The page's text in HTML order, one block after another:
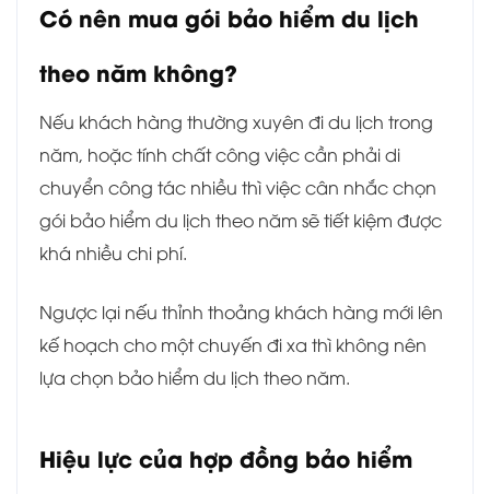
Có nên mua gói bảo hiểm du lịch
theo năm không?
Nếu khách hàng thường xuyên đi du lịch trong
năm, hoặc tính chất công việc cần phải di
chuyển công tác nhiều thì việc cân nhắc chọn
gói bảo hiểm du lịch theo năm sẽ tiết kiệm được
khá nhiều chi phí.
Ngược lại nếu thỉnh thoảng khách hàng mới lên
kế hoạch cho một chuyến đi xa thì không nên
lựa chọn bảo hiểm du lịch theo năm.
Hiệu lực của hợp đồng bảo hiểm